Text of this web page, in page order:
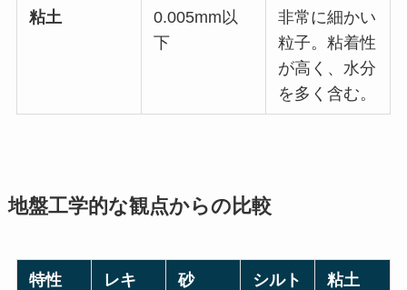
粘土
0.005mm以
下
非常に細かい
粒子。粘着性
が高く、水分
を多く含む。
地盤工学的な観点からの比較
特性
レキ
砂 シルト 粘土